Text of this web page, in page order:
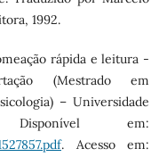
1992.
rápida e leitura -
(Mestrado em
– Universidade
em:
. Acesso em: